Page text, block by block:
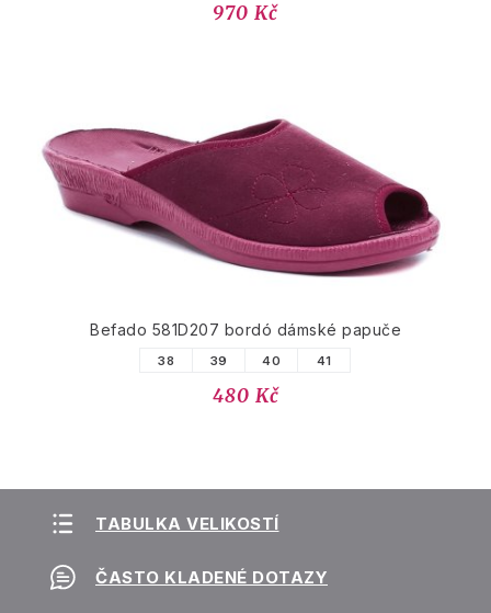
970 Kč
Befado 581D207 bordó dámské papuče
38 39 40 41
480 Kč
TABULKA VELIKOSTÍ
ČASTO KLADENÉ DOTAZY